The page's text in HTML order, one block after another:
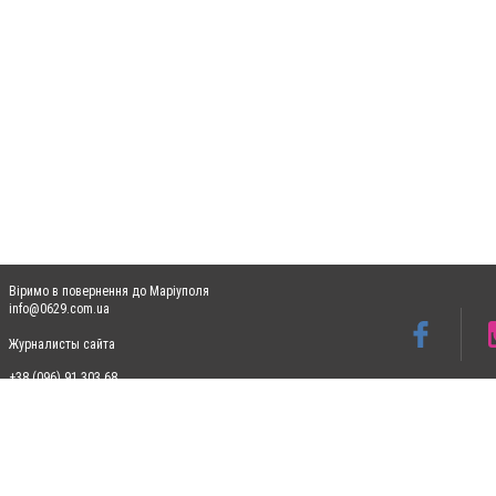
Віримо в повернення до Маріуполя
info@0629.com.ua
Журналисты сайта
+38 (096) 91 303 68